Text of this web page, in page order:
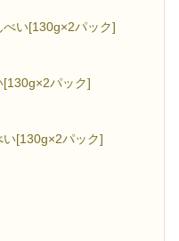
い[130g×2パック]
パック]
[130g×2パック]